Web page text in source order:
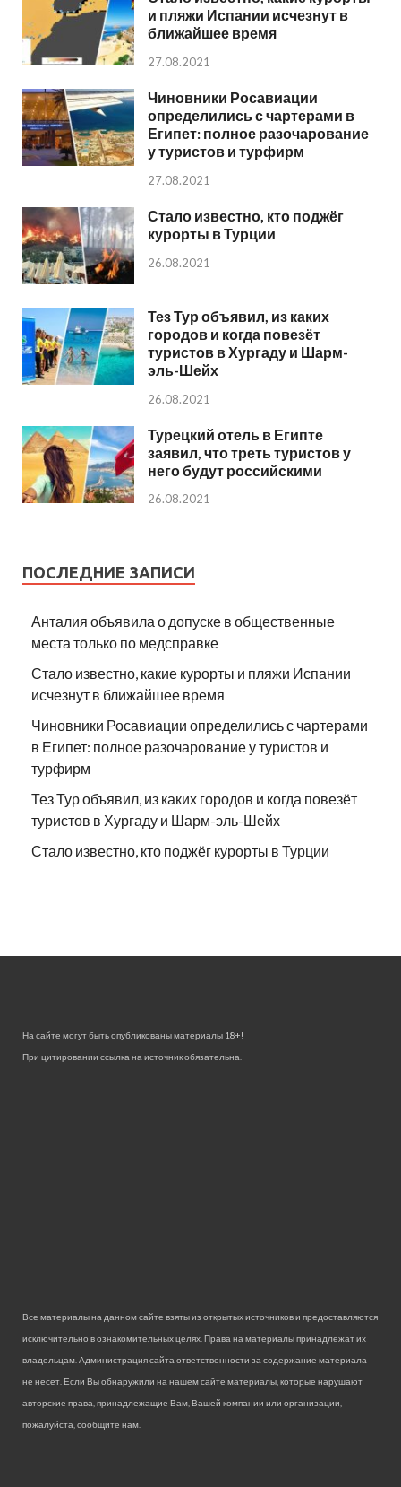
и пляжи Испании исчезнут в
ближайшее время
27.08.2021
Чиновники Росавиации
определились с чартерами в
Египет: полное разочарование
у туристов и турфирм
27.08.2021
Стало известно, кто поджёг
курорты в Турции
26.08.2021
Тез Тур объявил, из каких
городов и когда повезёт
туристов в Хургаду и Шарм-
эль-Шейх
26.08.2021
Турецкий отель в Египте
заявил, что треть туристов у
него будут российскими
26.08.2021
ПОСЛЕДНИЕ ЗАПИСИ
Анталия объявила о допуске в общественные
места только по медсправке
Стало известно, какие курорты и пляжи Испании
исчезнут в ближайшее время
Чиновники Росавиации определились с чартерами
в Египет: полное разочарование у туристов и
турфирм
Тез Тур объявил, из каких городов и когда повезёт
туристов в Хургаду и Шарм-эль-Шейх
Стало известно, кто поджёг курорты в Турции
На сайте могут быть опубликованы материалы 18+!
При цитировании ссылка на источник обязательна.
Все материалы на данном сайте взяты из открытых источников и предоставляются
исключительно в ознакомительных целях. Права на материалы принадлежат их
владельцам. Администрация сайта ответственности за содержание материала
не несет. Если Вы обнаружили на нашем сайте материалы, которые нарушают
авторские права, принадлежащие Вам, Вашей компании или организации,
пожалуйста, сообщите нам.